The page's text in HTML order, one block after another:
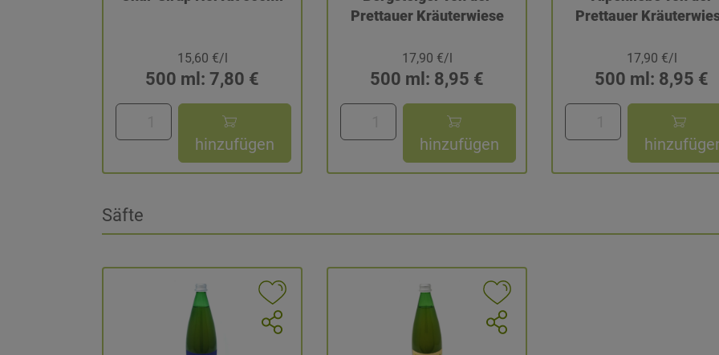
15,60 €/l
500 ml: 7,80 €
hinzufügen
Prettauer Kräuterwiese
17,90 €/l
500 ml: 8,95 €
hinzufügen
Prettauer
17,90 €/l
500 ml: 8,95 €
Säfte